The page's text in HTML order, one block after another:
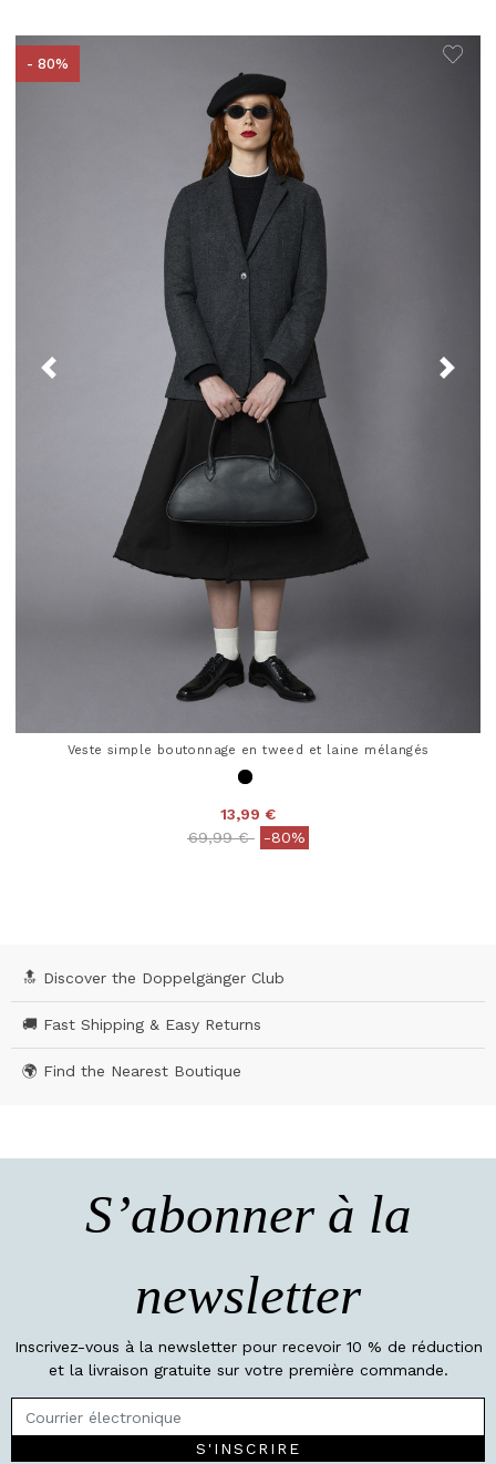
- 80%
Veste simple boutonnage en tweed et laine mélangés
13,99 €
Price reduced from
69,99 €to-80%
🔝 Discover the Doppelgänger Club
🚚 Fast Shipping & Easy Returns
🌍 Find the Nearest Boutique
S’abonner à la
newsletter
Inscrivez-vous à la newsletter pour recevoir 10 % de réduction
et la livraison gratuite sur votre première commande.
S'INSCRIRE